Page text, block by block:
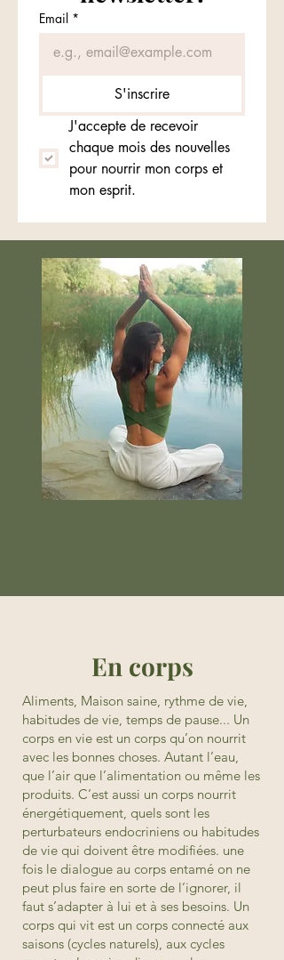
Email *
S'inscrire
J'accepte de recevoir
chaque mois des nouvelles
pour nourrir mon corps et
mon esprit.
En corps
Aliments, Maison saine, rythme de vie,
habitudes de vie, temps de pause... Un
corps en vie est un corps qu’on nourrit
avec les bonnes choses. Autant l’eau,
que l’air que l’alimentation ou même les
produits. C’est aussi un corps nourrit
énergétiquement, quels sont les
perturbateurs endocriniens ou habitudes
de vie qui doivent être modifiées. une
fois le dialogue au corps entamé on ne
peut plus faire en sorte de l’ignorer, il
faut s’adapter à lui et à ses besoins. Un
corps qui vit est un corps connecté aux
saisons (cycles naturels), aux cycles